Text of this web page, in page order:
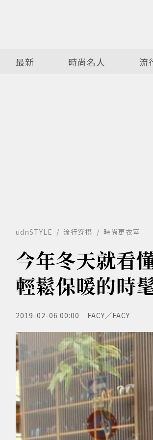
最新 時尚名人 流
udnSTYLE 流行穿搭 時尚更衣室
今年冬天就看
輕鬆保暖的時
2019-02-06 00:00 FACY／FACY